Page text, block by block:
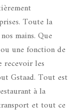
Toute la
mains. Que
une fonction de
recevoir les
Gstaad. Tout est
à la
et tout ce